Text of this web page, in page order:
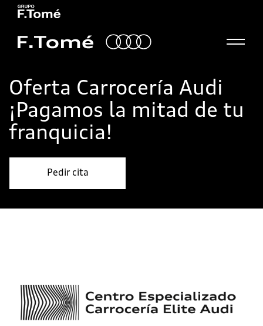
Oferta Carrocería Audi
¡Pagamos la mitad de tu
franquicia!
Pedir cita